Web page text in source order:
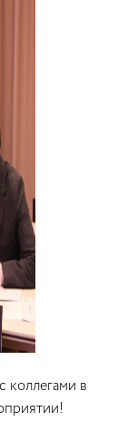
коллегами в